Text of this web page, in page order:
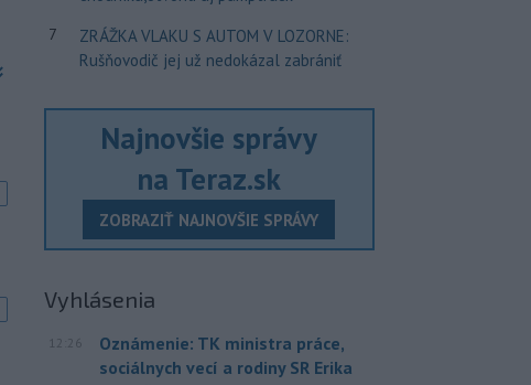
7
ZRÁŽKA VLAKU S AUTOM V LOZORNE:
Rušňovodič jej už nedokázal zabrániť
Najnovšie správy
na Teraz.sk
ZOBRAZIŤ NAJNOVŠIE SPRÁVY
Vyhlásenia
12:26
Oznámenie: TK ministra práce,
sociálnych vecí a rodiny SR Erika